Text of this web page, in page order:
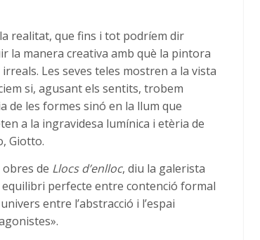
realitat, que fins i tot podríem dir
la manera creativa amb què la pintora
Les seves teles mostren a la vista
si, agusant els sentits, trobem
de les formes sinó en la llum que
a la ingravidesa lumínica i etèria de
Giotto.
de Llocs d’enlloc, diu la galerista
equilibri perfecte entre contenció formal
entre l’abstracció i l’espai